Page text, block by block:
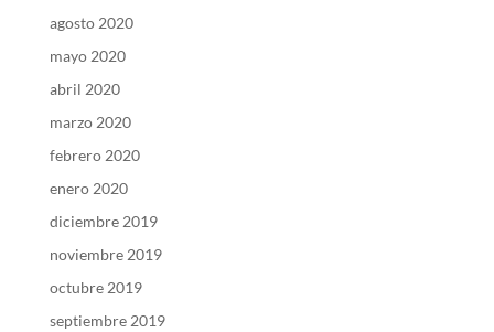
agosto 2020
mayo 2020
abril 2020
marzo 2020
febrero 2020
enero 2020
diciembre 2019
noviembre 2019
octubre 2019
septiembre 2019